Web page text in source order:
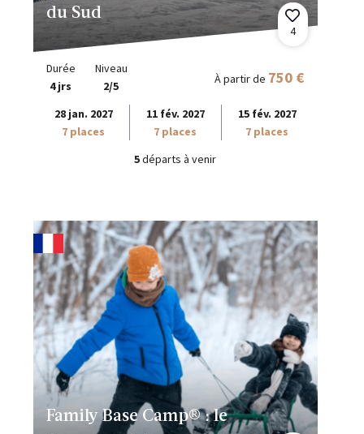
du Sud
4
Durée
4 jrs
Niveau
2/5
À partir de 750 €
28 jan. 2027
7 places
11 fév. 2027
7 places
15 fév. 2027
7 places
5départs à venir
Family Base Camp® : le